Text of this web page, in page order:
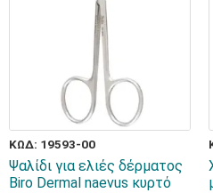
ΚΩΔ: 19593-00
Ψαλίδι για ελιές δέρματος
Biro Dermal naevus κυρτό